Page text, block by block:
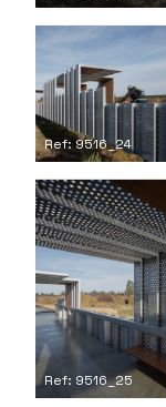
Ref: 9516_24
Ref: 9516_25